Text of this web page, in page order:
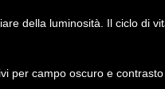
della luminosità. Il ciclo di
per campo oscuro e